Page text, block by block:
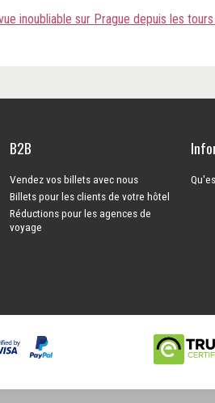
inoubliable sur Prague depuis les
B2B
Vendez vos billets avec nous
Billets pour les clients de votre hôtel
Réductions pour les agences de
voyage